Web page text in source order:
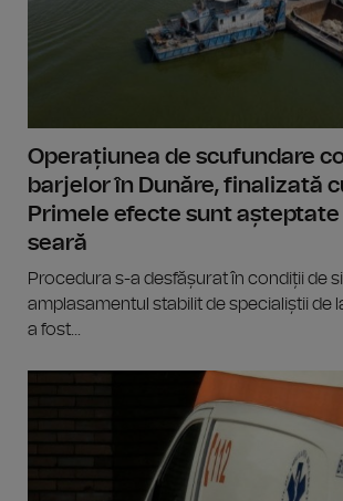
Operațiunea de scufundare
barjelor în Dunăre, finalizată
Primele efecte sunt
seară
Procedura s-a desfășurat în condiții de
amplasamentul stabilit de specialiștii de
a fost...